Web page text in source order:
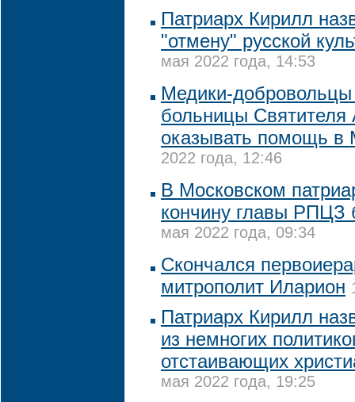
Патриарх Кирилл
"отмену" русской
мая 2022 года, 14:53
Медики-добровольцы
больницы Cвятителя
оказывать помощь в
2022 года, 12:46
В Московском
кончину главы РПЦЗ
мая 2022 года, 09:34
Скончался
митрополит Иларион
Патриарх Кирилл
из немногих
отстаивающих
мая 2022 года, 19:25